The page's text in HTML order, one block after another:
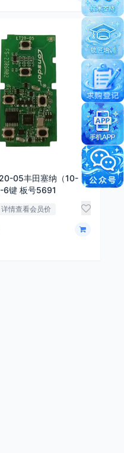
05丰田塞纳（10-
6键 板号5691
详情查看会员价